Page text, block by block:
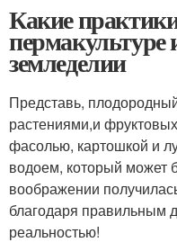
Какие
земледелии
Представь,
растениями,и
фасолью, картошкой и
водоем, который может
воображении
благодаря правильным
реальностью!